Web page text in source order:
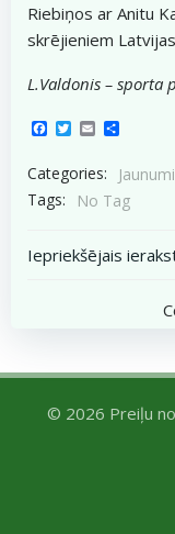
Riebiņos ar Anitu
skrējieniem
L.Valdonis – sporta
Facebook
Twitter
Email
Categories:
Jaunumi
Tags:
No Tag
Post
Iepriekšējais
© 2026 Preiļu